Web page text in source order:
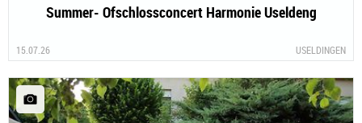
Summer- Ofschlossconcert Harmonie Useldeng
15.07.26 USELDINGEN